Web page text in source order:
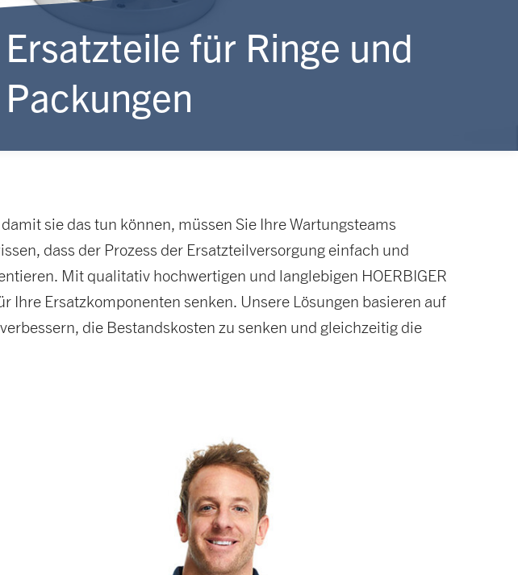
Ersatzteile für Ringe und
Packungen
sie das tun können, müssen Sie Ihre Wartungsteams
dass der Prozess der Ersatzteilversorgung einfach und
Mit qualitativ hochwertigen und langlebigen HOERBIGER
Ihre Ersatzkomponenten senken. Unsere Lösungen basieren auf
die Bestandskosten zu senken und gleichzeitig die